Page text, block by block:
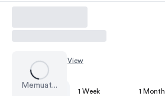
Memuat...
Chart by TradingView
1 Week
1 Month